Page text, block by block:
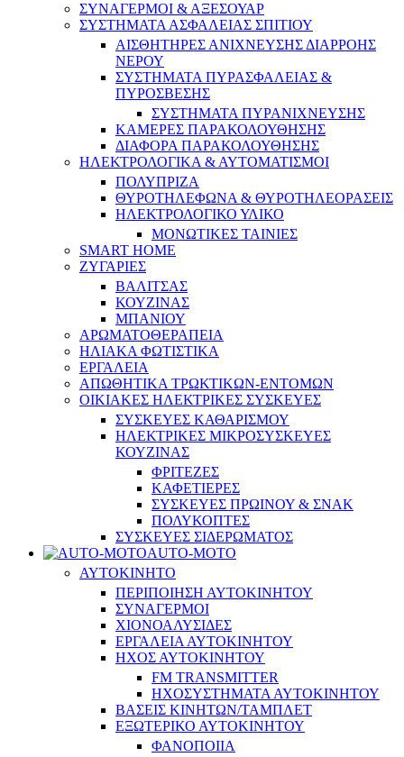
ΣΥΝΑΓΕΡΜΟΙ & ΑΞΕΣΟΥΑΡ
ΣΥΣΤΗΜΑΤΑ ΑΣΦΑΛΕΙΑΣ ΣΠΙΤΙΟΥ
ΑΙΣΘΗΤΗΡΕΣ ΑΝΙΧΝΕΥΣΗΣ ΔΙΑΡΡΟΗΣ
ΝΕΡΟΥ
ΣΥΣΤΗΜΑΤΑ ΠΥΡΑΣΦΑΛΕΙΑΣ &
ΠΥΡΟΣΒΕΣΗΣ
ΣΥΣΤΗΜΑΤΑ ΠΥΡΑΝΙΧΝΕΥΣΗΣ
ΚΑΜΕΡΕΣ ΠΑΡΑΚΟΛΟΥΘΗΣΗΣ
ΔΙΑΦΟΡΑ ΠΑΡΑΚΟΛΟΥΘΗΣΗΣ
ΗΛΕΚΤΡΟΛΟΓΙΚΑ & ΑΥΤΟΜΑΤΙΣΜΟΙ
ΠΟΛΥΠΡΙΖΑ
ΘΥΡΟΤΗΛΕΦΩΝΑ & ΘΥΡΟΤΗΛΕΟΡΑΣΕΙΣ
ΗΛΕΚΤΡΟΛΟΓΙΚΟ ΥΛΙΚΟ
ΜΟΝΩΤΙΚΕΣ ΤΑΙΝΙΕΣ
SMART HOME
ΖΥΓΑΡΙΕΣ
ΒΑΛΙΤΣΑΣ
ΚΟΥΖΙΝΑΣ
ΜΠΑΝΙΟΥ
ΑΡΩΜΑΤΟΘΕΡΑΠΕΙΑ
ΗΛΙΑΚΑ ΦΩΤΙΣΤΙΚΑ
ΕΡΓΑΛΕΙΑ
ΑΠΩΘΗΤΙΚΑ ΤΡΩΚΤΙΚΩΝ-ΕΝΤΟΜΩΝ
ΟΙΚΙΑΚΕΣ ΗΛΕΚΤΡΙΚΕΣ ΣΥΣΚΕΥΕΣ
ΣΥΣΚΕΥΕΣ ΚΑΘΑΡΙΣΜΟΥ
ΗΛΕΚΤΡΙΚΕΣ ΜΙΚΡΟΣΥΣΚΕΥΕΣ
ΚΟΥΖΙΝΑΣ
ΦΡΙΤΕΖΕΣ
ΚΑΦΕΤΙΕΡΕΣ
ΣΥΣΚΕΥΕΣ ΠΡΩΙΝΟΥ & ΣΝΑΚ
ΠΟΛΥΚΟΠΤΕΣ
ΣΥΣΚΕΥΕΣ ΣΙΔΕΡΩΜΑΤΟΣ
AUTO-MOTO
ΑΥΤΟΚΙΝΗΤΟ
ΠΕΡΙΠΟΙΗΣΗ ΑΥΤΟΚΙΝΗΤΟΥ
ΣΥΝΑΓΕΡΜΟΙ
ΧΙΟΝΟΑΛΥΣΙΔΕΣ
ΕΡΓΑΛΕΙΑ ΑΥΤΟΚΙΝΗΤΟΥ
ΗΧΟΣ ΑΥΤΟΚΙΝΗΤΟΥ
FM TRANSMITTER
ΗΧΟΣΥΣΤΗΜΑΤΑ ΑΥΤΟΚΙΝΗΤΟΥ
ΒΑΣΕΙΣ ΚΙΝΗΤΩΝ/ΤΑΜΠΛΕΤ
ΕΞΩΤΕΡΙΚΟ ΑΥΤΟΚΙΝΗΤΟΥ
ΦΑΝΟΠΟΙΙΑ